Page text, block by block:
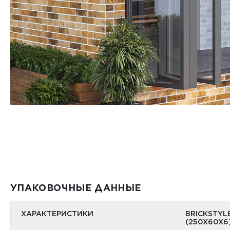
УПАКОВОЧНЫЕ ДАННЫЕ
ХАРАКТЕРИСТИКИ